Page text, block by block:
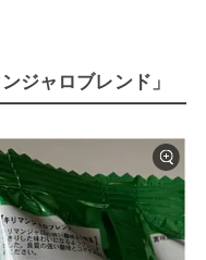
ジャロブレンド」